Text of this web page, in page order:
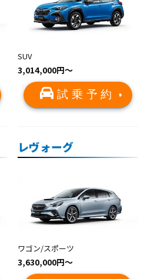
SUV
3,014,000円〜
試乗予約
レヴォーグ
ワゴン/スポーツ
3,630,000円〜